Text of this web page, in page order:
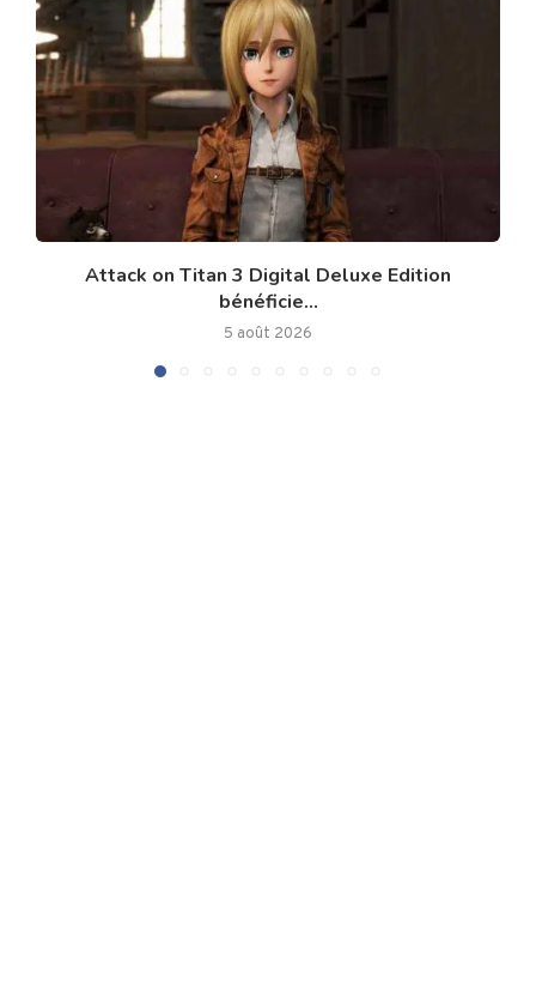
Attack on Titan 3 Digital Deluxe Edition
bénéficie...
5 août 2026